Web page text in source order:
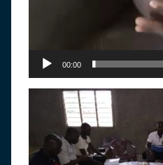
00:00